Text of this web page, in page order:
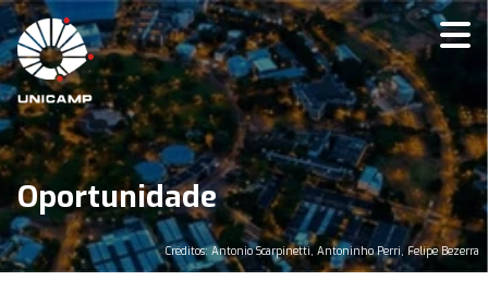
Oportunidade
Créditos: Antonio Scarpinetti, Antoninho Perri, Felipe Bezerra